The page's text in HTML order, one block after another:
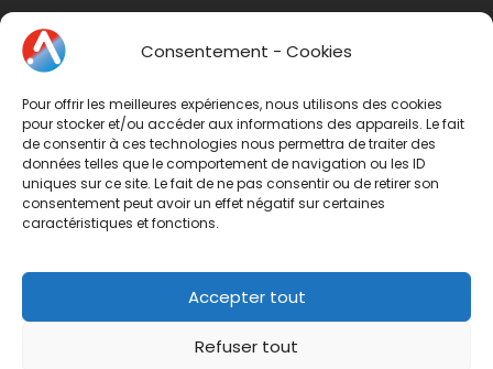
Consentement - Cookies
Pour offrir les meilleures expériences, nous utilisons des cookies
pour stocker et/ou accéder aux informations des appareils. Le fait
de consentir à ces technologies nous permettra de traiter des
données telles que le comportement de navigation ou les ID
uniques sur ce site. Le fait de ne pas consentir ou de retirer son
consentement peut avoir un effet négatif sur certaines
caractéristiques et fonctions.
Accepter tout
Refuser tout
Conditions d’utilisation & Politique de
confidentialité
Conditions générales de vente
Contactez-nous
Vous avez une question ? N'hésitez pas à nous
01 47 42 90 73